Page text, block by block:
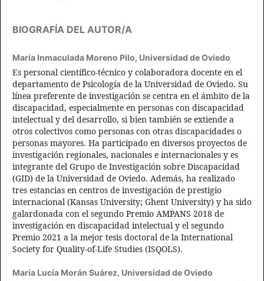
BIOGRAFÍA DEL AUTOR/A
María Inmaculada Moreno Pilo, Universidad de Oviedo
Es personal científico-técnico y colaboradora docente en el
departamento de Psicología de la Universidad de Oviedo. Su
línea preferente de investigación se centra en el ámbito de la
discapacidad, especialmente en personas con discapacidad
intelectual y del desarrollo, si bien también se extiende a
otros colectivos como personas con otras discapacidades o
personas mayores. Ha participado en diversos proyectos de
investigación regionales, nacionales e internacionales y es
integrante del Grupo de Investigación sobre Discapacidad
(GID) de la Universidad de Oviedo. Además, ha realizado
tres estancias en centros de investigación de prestigio
internacional (Kansas University; Ghent University) y ha sido
galardonada con el segundo Premio AMPANS 2018 de
investigación en discapacidad intelectual y el segundo
Premio 2021 a la mejor tesis doctoral de la International
Society for Quality-of-Life Studies (ISQOLS).
María Lucía Morán Suárez, Universidad de Oviedo